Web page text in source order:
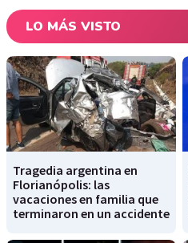
LO MÁS VISTO
Tragedia argentina en
Florianópolis: las
vacaciones en familia que
terminaron en un accidente